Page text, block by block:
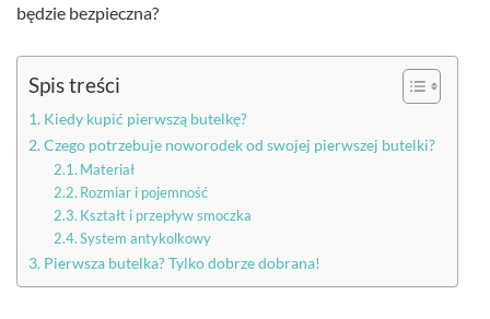
będzie bezpieczna?
Spis treści
Kiedy kupić pierwszą butelkę?
Czego potrzebuje noworodek od swojej pierwszej butelki?
Materiał
Rozmiar i pojemność
Kształt i przepływ smoczka
System antykolkowy
Pierwsza butelka? Tylko dobrze dobrana!